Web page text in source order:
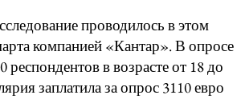
проводилось в этом
компанией «Кантар». В опросе
респондентов в возрасте от 18 до
заплатила за опрос 3110 евро